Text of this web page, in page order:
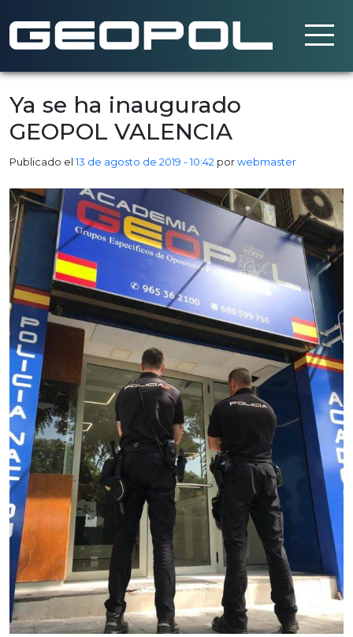
Saltar al contenido principal
Ya se ha inaugurado
GEOPOL VALENCIA
Publicado el13 de agosto de 2019 - 10:42 porwebmaster